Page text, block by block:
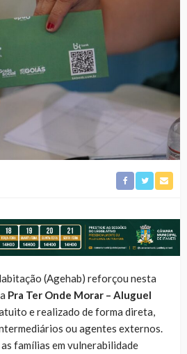
(Agehab) reforçou nesta
Pra Ter Onde Morar – Aluguel
e realizado de forma direta,
ou agentes externos.
famílias em vulnerabilidade